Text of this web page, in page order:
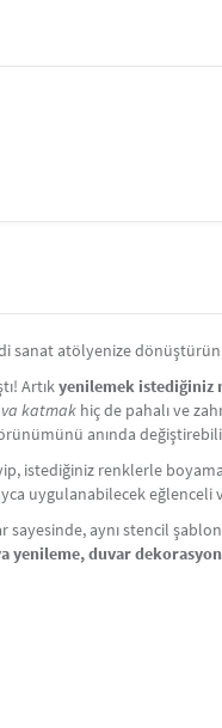
sanat atölyenize
Artıkyenilemek istediğiniz
katmak hiç de pahalı ve
anında
istediğiniz renklerle
uygulanabilecek eğlenceli
aynı stencil
yenileme, duvar